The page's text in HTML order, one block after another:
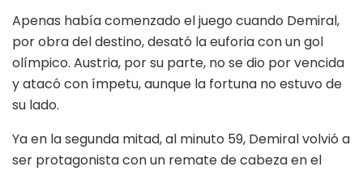
Apenas había comenzado el juego cuando Demiral,
por obra del destino, desató la euforia con un gol
olímpico. Austria, por su parte, no se dio por vencida
y atacó con ímpetu, aunque la fortuna no estuvo de
su lado.
Ya en la segunda mitad, al minuto 59, Demiral volvió a
ser protagonista con un remate de cabeza en el